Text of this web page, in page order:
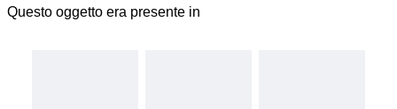
Questo oggetto era presente in